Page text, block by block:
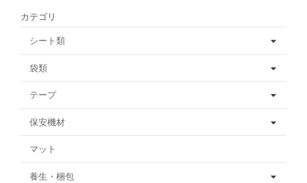
カテゴリ
シート類
袋類
テープ
保安機材
マット
養生・梱包